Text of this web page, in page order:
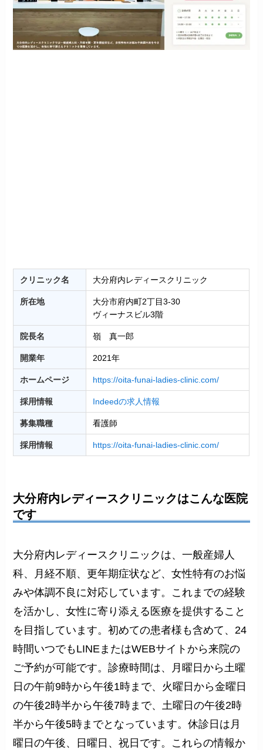
クリニック名 大分府内レディースクリニック
所在地
大分市府内町2丁目3-30
ヴィーナスビル3階
院長名 嶺 真一郎
開業年 2021年
ホームページ https://oita-funai-ladies-clinic.com/
採用情報 Indeedの求人情報
募集職種 看護師
採用情報 https://oita-funai-ladies-clinic.com/
大分府内レディースクリニックはこんな医院
です
大分府内レディースクリニックは、一般産婦人
科、月経不順、更年期症状など、女性特有のお悩
みや体調不良に対応しています。これまでの経験
を活かし、女性に寄り添える医療を提供すること
を目指しています。初めての患者様も含めて、24
時間いつでもLINEまたはWEBサイトから来院の
ご予約が可能です。診療時間は、月曜日から土曜
日の午前9時から午後1時まで、火曜日から金曜日
の午後2時半から午後7時まで、土曜日の午後2時
半から午後5時までとなっています。休診日は月
曜日の午後、日曜日、祝日です。これらの情報か